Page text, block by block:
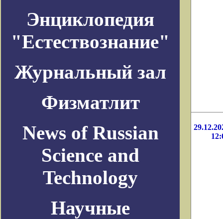
Энциклопедия
"Естествознание"
Журнальный зал
Физматлит
News of Russian
Science and
Technology
Научные